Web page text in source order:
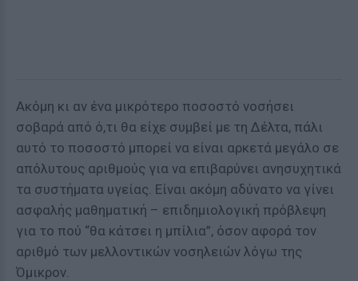
Ακόμη κι αν ένα μικρότερο ποσοστό νοσήσει
σοβαρά από ό,τι θα είχε συμβεί με τη Δέλτα, πάλι
αυτό το ποσοστό μπορεί να είναι αρκετά μεγάλο σε
απόλυτους αριθμούς για να επιβαρύνει ανησυχητικά
τα συστήματα υγείας. Είναι ακόμη αδύνατο να γίνει
ασφαλής μαθηματική – επιδημιολογική πρόβλεψη
για το πού “θα κάτσει η μπίλια”, όσον αφορά τον
αριθμό των μελλοντικών νοσηλειών λόγω της
Όμικρον.